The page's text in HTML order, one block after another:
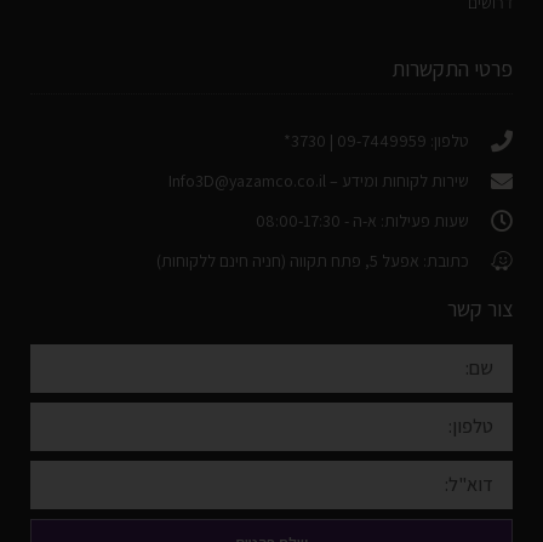
פרטי התקשרות
טלפון: 09-7449959 | 3730*
שירות לקוחות ומידע – Info3D@yazamco.co.il
שעות פעילות: א-ה - 08:00-17:30
כתובת: אפעל 5, פתח תקווה (חניה חינם ללקוחות)
צור קשר